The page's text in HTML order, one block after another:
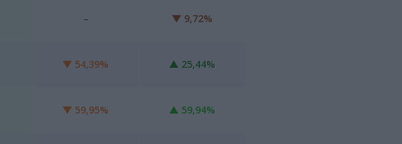
– ▼ 9,72%
▼ 54,39% ▲ 25,44%
▼ 59,95% ▲ 59,94%